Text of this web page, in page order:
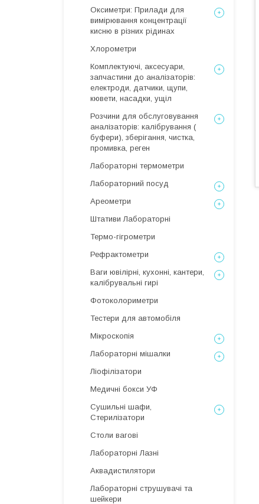
Оксиметри: Прилади для
вимірювання концентрації
кисню в різних рідинах
Хлорометри
Комплектуючі, аксесуари,
запчастини до аналізаторів:
електроди, датчики, щупи,
кювети, насадки, ущіл
Розчини для обслуговування
аналізаторів: калібрування (
буфери), зберігання, чистка,
промивка, реген
Лабораторні термометри
Лабораторний посуд
Ареометри
Штативи Лабораторні
Термо-гігрометри
Рефрактометри
Ваги ювілірні, кухонні, кантери,
калібрувальні гирі
Фотоколориметри
Тестери для автомобіля
Мікроскопія
Лабораторні мішалки
Ліофілізатори
Медичні бокси УФ
Сушильні шафи,
Стерилізатори
Столи вагові
Лабораторні Лазні
Аквадистилятори
Лабораторні струшувачі та
шейкери